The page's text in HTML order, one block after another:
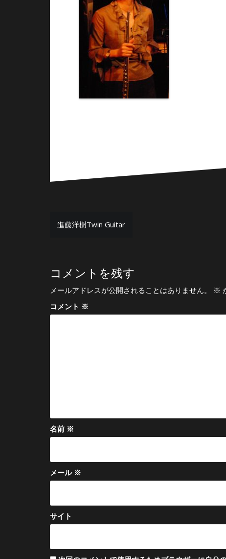
投
ビ
ゲ
ー
シ
進藤洋樹Twin Guitar
コメントを残す
メールアドレスが公開されることはありません。 ※
コメント ※
名前 ※
メール ※
サイト